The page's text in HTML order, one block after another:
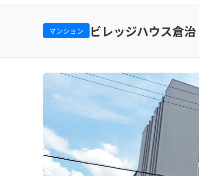
マンション ビレッジハウス倉治